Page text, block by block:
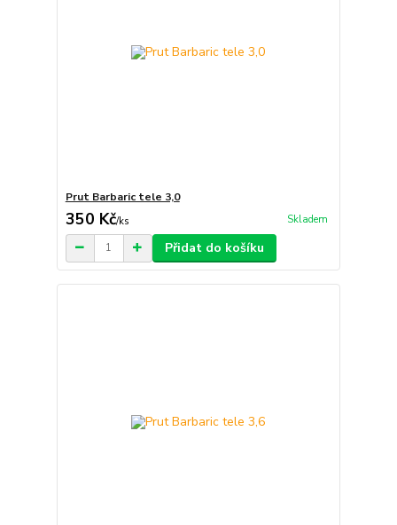
Prut Barbaric tele 3,0
350 Kč/ks Skladem
Přidat do košíku